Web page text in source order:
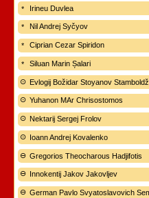
Irineu Duvlea
Nil Andrej Syčyov
Ciprian Cezar Spiridon
Siluan Marin Șalari
Evlogij Božidar Stoyanov
Yuhanon MAr Chrisostomos
Nektarij Sergej Frolov
Ioann Andrej Kovalenko
Gregorios Theocharous Hadjifotis
Innokentij Jakov Jakovljev
German Pavlo Svyatoslavovich